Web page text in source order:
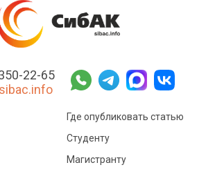
22-65
Где опубликовать статью
Студенту
Магистранту